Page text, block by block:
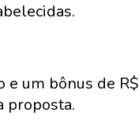
e um bônus de R$
proposta.